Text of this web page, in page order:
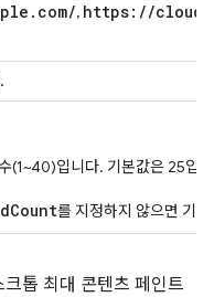
, https://
(1~40)입니다. 기본값은 25입
를 지정하지 않으면 기
톱 최대 콘텐츠 페인트